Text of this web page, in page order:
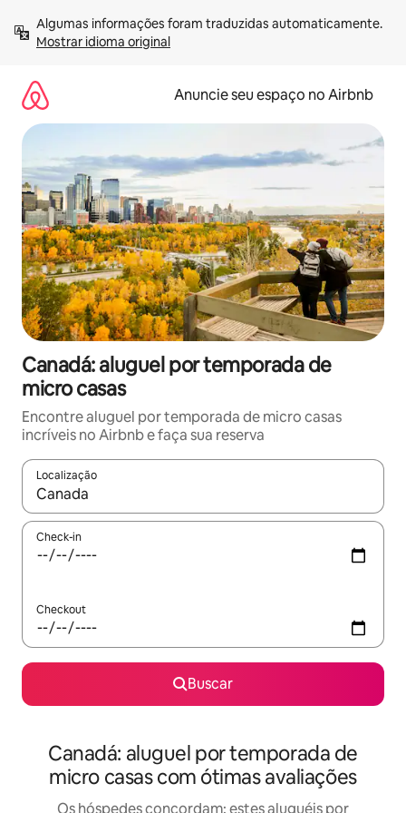
para
Mostrar idioma original
Anuncie seu espaço no Airbnb
Canadá: aluguel por temporada de
micro casas
Encontre aluguel por temporada de micro casas
incríveis no Airbnb e faça sua reserva
Localização
Quando os resultados estiverem disponíveis, explore-os
Check-in
Checkout
Buscar
Canadá: aluguel por temporada de
micro casas com ótimas avaliações
Os hóspedes concordam: estes aluguéis por